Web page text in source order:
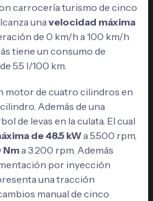
carrocería turismo de cinco
una velocidad máxima
de 0 km/h a 100 km/h
tiene un consumo de
5.5 l/100 km.
motor de cuatro cilindros en
Además de una
de levas en la culata. El cual
de 48.5 kWa 5.500 rpm,
Nma 3.200 rpm. Además
por inyección
una tracción
manual de cinco